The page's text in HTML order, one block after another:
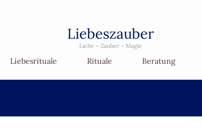
Liebeszauber
Liebe – Zauber – Magie
Liebesrituale Rituale Beratung